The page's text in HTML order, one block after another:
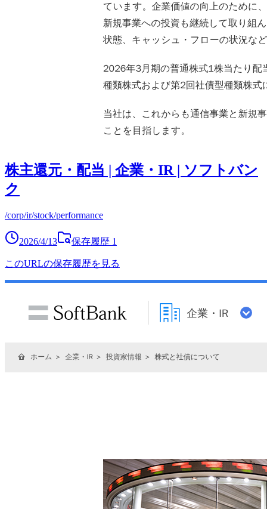
株主還元・配当 | 企業・IR | ソフトバン
ク
/corp/ir/stock/performance
2026/4/13 保存履歴 1
このURLの保存履歴を見る